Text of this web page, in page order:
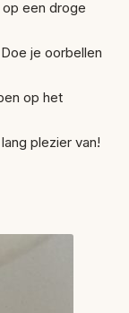
een droge
je oorbellen
op het
plezier van!